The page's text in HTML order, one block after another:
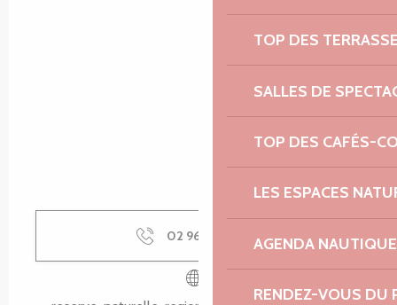
TOP DES
SALLES DE
TOP DES CAFÉS-
LES ESPACES
AGENDA NAUTIQUE
RENDEZ-VOUS DU
02 96 05 60 ▒▒